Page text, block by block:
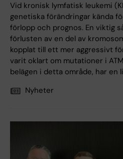
Vid kronisk lymfatisk leukemi
genetiska förändringar kända
förlopp och prognos. En viktig
förlusten av en del av
kopplat till ett mer aggressivt
varit oklart om mutationer i
belägen i detta område, har en
Nyheter